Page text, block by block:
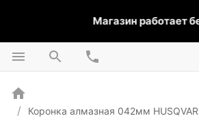
Магазин работает
Коронка алмазная 042мм